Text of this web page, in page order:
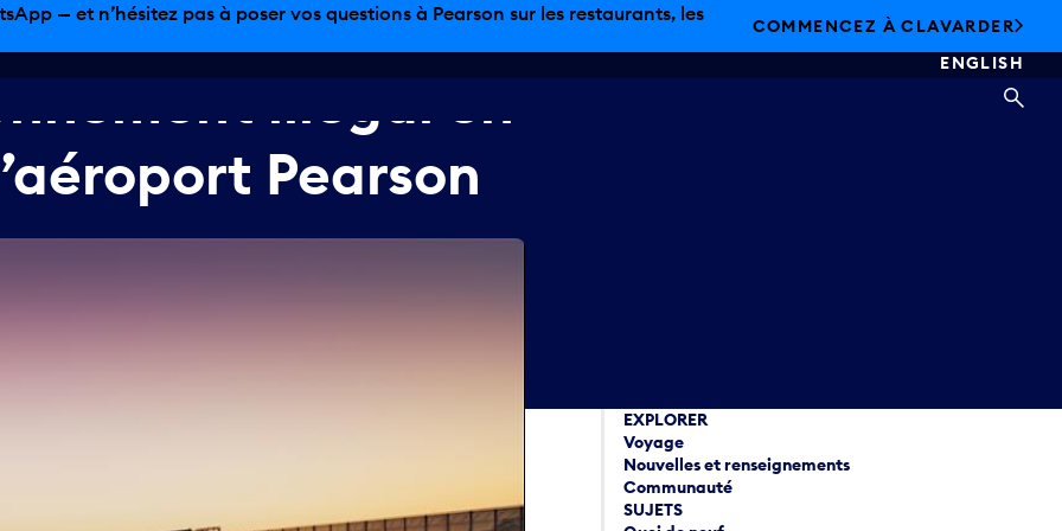
— et n’hésitez pas à poser vos questions à Pearson sur les restaurants, les
COMMENCEZ À CLAVARDER
ENGLISH
illégalen
Pearson
EXPLORER
Voyage
Nouvelles et renseignements
Communauté
SUJETS